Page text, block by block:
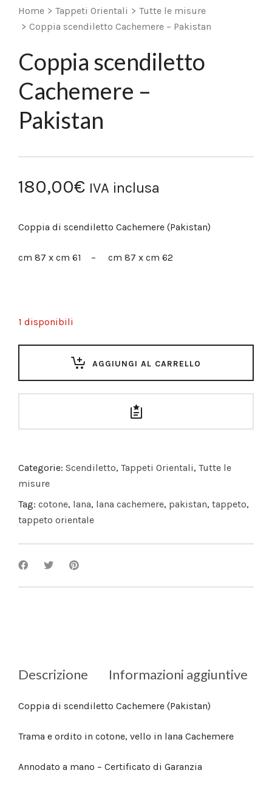
Home > Tappeti Orientali > Tutte le misure
> Coppia scendiletto Cachemere – Pakistan
Coppia scendiletto
Cachemere –
Pakistan
180,00€ IVA inclusa
Coppia di scendiletto Cachemere (Pakistan)
cm 87 x cm 61 – cm 87 x cm 62
1 disponibili
AGGIUNGI AL CARRELLO
Categorie: Scendiletto, Tappeti Orientali, Tutte le
misure
Tag: cotone, lana, lana cachemere, pakistan, tappeto,
tappeto orientale
Descrizione Informazioni aggiuntive
Coppia di scendiletto Cachemere (Pakistan)
Trama e ordito in cotone, vello in lana Cachemere
Annodato a mano – Certificato di Garanzia